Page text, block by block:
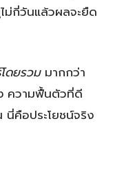
ม่กี่วันแล้วผลจะยืด
ดยรวมมากกว่า
ความฟื้นตัวที่ดี
นี่คือประโยชน์จริง